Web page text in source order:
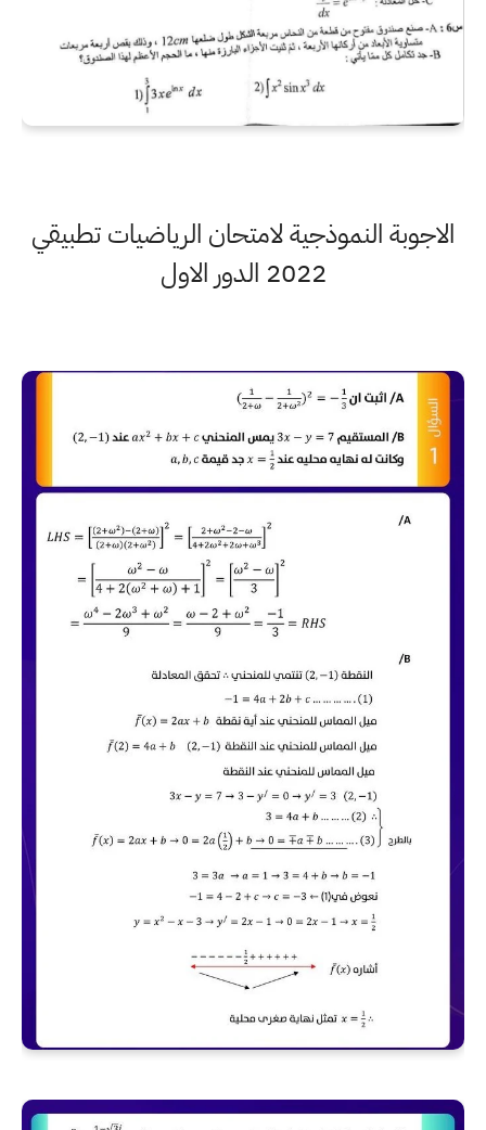
الاجوبة النموذجية لامتحان الرياضيات تطبيقي
2022 الدور الاول